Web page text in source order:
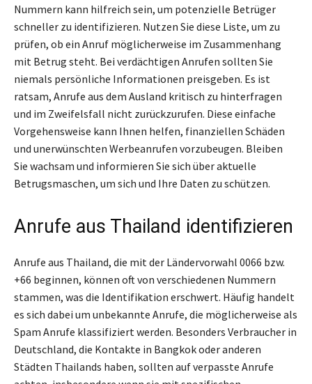
Nummern kann hilfreich sein, um potenzielle Betrüger
schneller zu identifizieren. Nutzen Sie diese Liste, um zu
prüfen, ob ein Anruf möglicherweise im Zusammenhang
mit Betrug steht. Bei verdächtigen Anrufen sollten Sie
niemals persönliche Informationen preisgeben. Es ist
ratsam, Anrufe aus dem Ausland kritisch zu hinterfragen
und im Zweifelsfall nicht zurückzurufen. Diese einfache
Vorgehensweise kann Ihnen helfen, finanziellen Schäden
und unerwünschten Werbeanrufen vorzubeugen. Bleiben
Sie wachsam und informieren Sie sich über aktuelle
Betrugsmaschen, um sich und Ihre Daten zu schützen.
Anrufe aus Thailand identifizieren
Anrufe aus Thailand, die mit der Ländervorwahl 0066 bzw.
+66 beginnen, können oft von verschiedenen Nummern
stammen, was die Identifikation erschwert. Häufig handelt
es sich dabei um unbekannte Anrufe, die möglicherweise als
Spam Anrufe klassifiziert werden. Besonders Verbraucher in
Deutschland, die Kontakte in Bangkok oder anderen
Städten Thailands haben, sollten auf verpasste Anrufe